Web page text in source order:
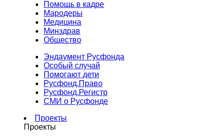
Помощь в кадре
Мародеры
Медицина
Минздрав
Общество
Эндаумент Русфонда
Особый случай
Помогают дети
Русфонд.Право
Русфонд.Регистр
СМИ о Русфонде
Проекты
Проекты